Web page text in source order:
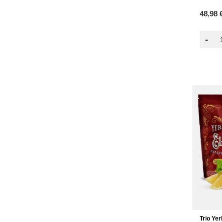
48,98
-
Trio